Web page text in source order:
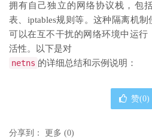
拥有自己独立的网络协议栈，包
表、iptables规则等。这种隔离机
可以在互不干扰的网络环境中运行
活性。以下是对
netns 的详细总结和示例说明：
赞(0)
分享到： 更多 (0)